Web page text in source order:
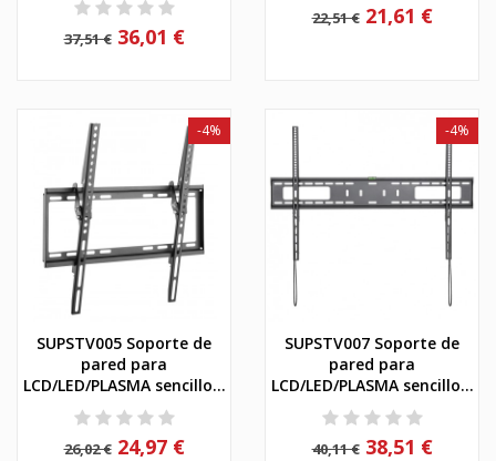
37,51 € 36,01 €
22,51 € 21,61 €
SUPSTV005 Soporte de
pared para
LCD/LED/PLASMA sencillo...
26,02 €
-4%
24,97 €
SUPSTV007 Soporte de
pared para
LCD/LED/PLASMA sencillo...
40,11 €
-4%
38,51 €